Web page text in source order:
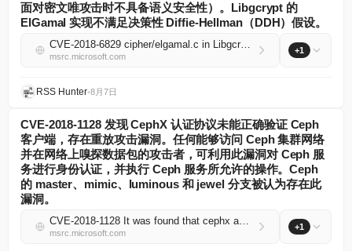
面对密文唯攻击时不具备语义安全性）。Libgcrypt 的
ElGamal 实现不满足决策性 Diffie-Hellman（DDH）假设。
CVE-2018-6829 cipher/elgamal.c in Libgcrypt through 1.8.2, when used to encrypt messages directly, improperly encodes plaintexts, which allows attackers to obtain sensitive information by reading ciphertext data (i.e., it does not have semantic secur...
msrc.microsoft.com
+1
RSS Hunter•8月7日
CVE-2018-1128 发现 CephX 认证协议未能正确验证 Ceph
客户端，存在重放攻击漏洞。任何能够访问 Ceph 集群网络
并在网络上嗅探数据包的攻击者，可利用此漏洞对 Ceph 服
务进行身份认证，并执行 Ceph 服务所允许的操作。Ceph
的 master、mimic、luminous 和 jewel 分支被认为存在此
漏洞。
CVE-2018-1128 It was found that cephx authentication protocol did not verify ceph clients correctly and was vulnerable to replay attack. Any attacker having access to ceph cluster network who is able to sniff packets on network can use this vulnerabi...
msrc.microsoft.com
+1